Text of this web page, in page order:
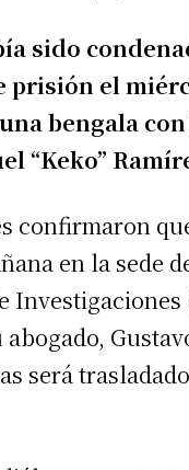
sido
prisión el
bengala
“Keko”
confirmaron
en la sede
será